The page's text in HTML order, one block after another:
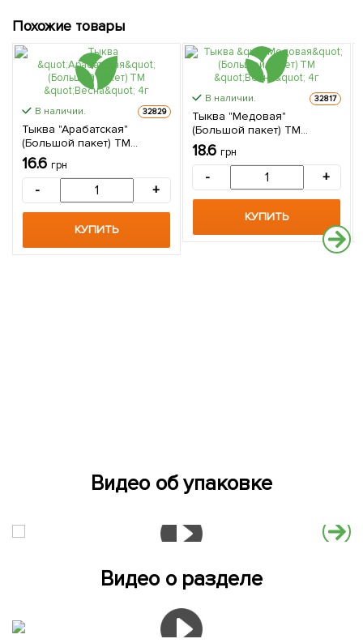
Похожие товары
В наличии. 32829
Тыква "Арабатская"
(Большой пакет) ТМ
"Весна" 4г
16.6 грн
- +
КУПИТЬ
В наличии. 32817
Тыква "Медовая"
(Большой пакет) ТМ
"Весна" 4г
18.6 грн
- +
КУПИТЬ
Видео об упаковке
Видео о разделе